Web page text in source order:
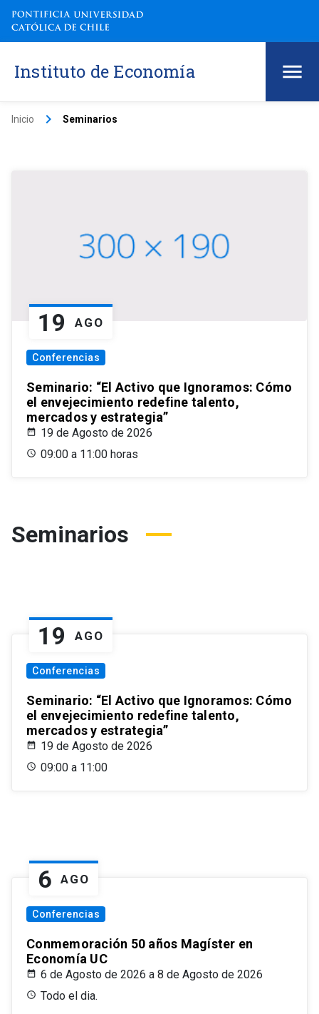
Instituto de Economía
Inicio keyboard_arrow_right Seminarios
19 AGO
Conferencias
Seminario: “El Activo que Ignoramos: Cómo
el envejecimiento redefine talento,
mercados y estrategia”
19 de Agosto de 2026
09:00 a 11:00 horas
Seminarios
19 AGO
Conferencias
Seminario: “El Activo que Ignoramos: Cómo
el envejecimiento redefine talento,
mercados y estrategia”
19 de Agosto de 2026
09:00 a 11:00
6 AGO
Conferencias
Conmemoración 50 años Magíster en
Economía UC
6 de Agosto de 2026 a 8 de Agosto de 2026
Todo el dia.